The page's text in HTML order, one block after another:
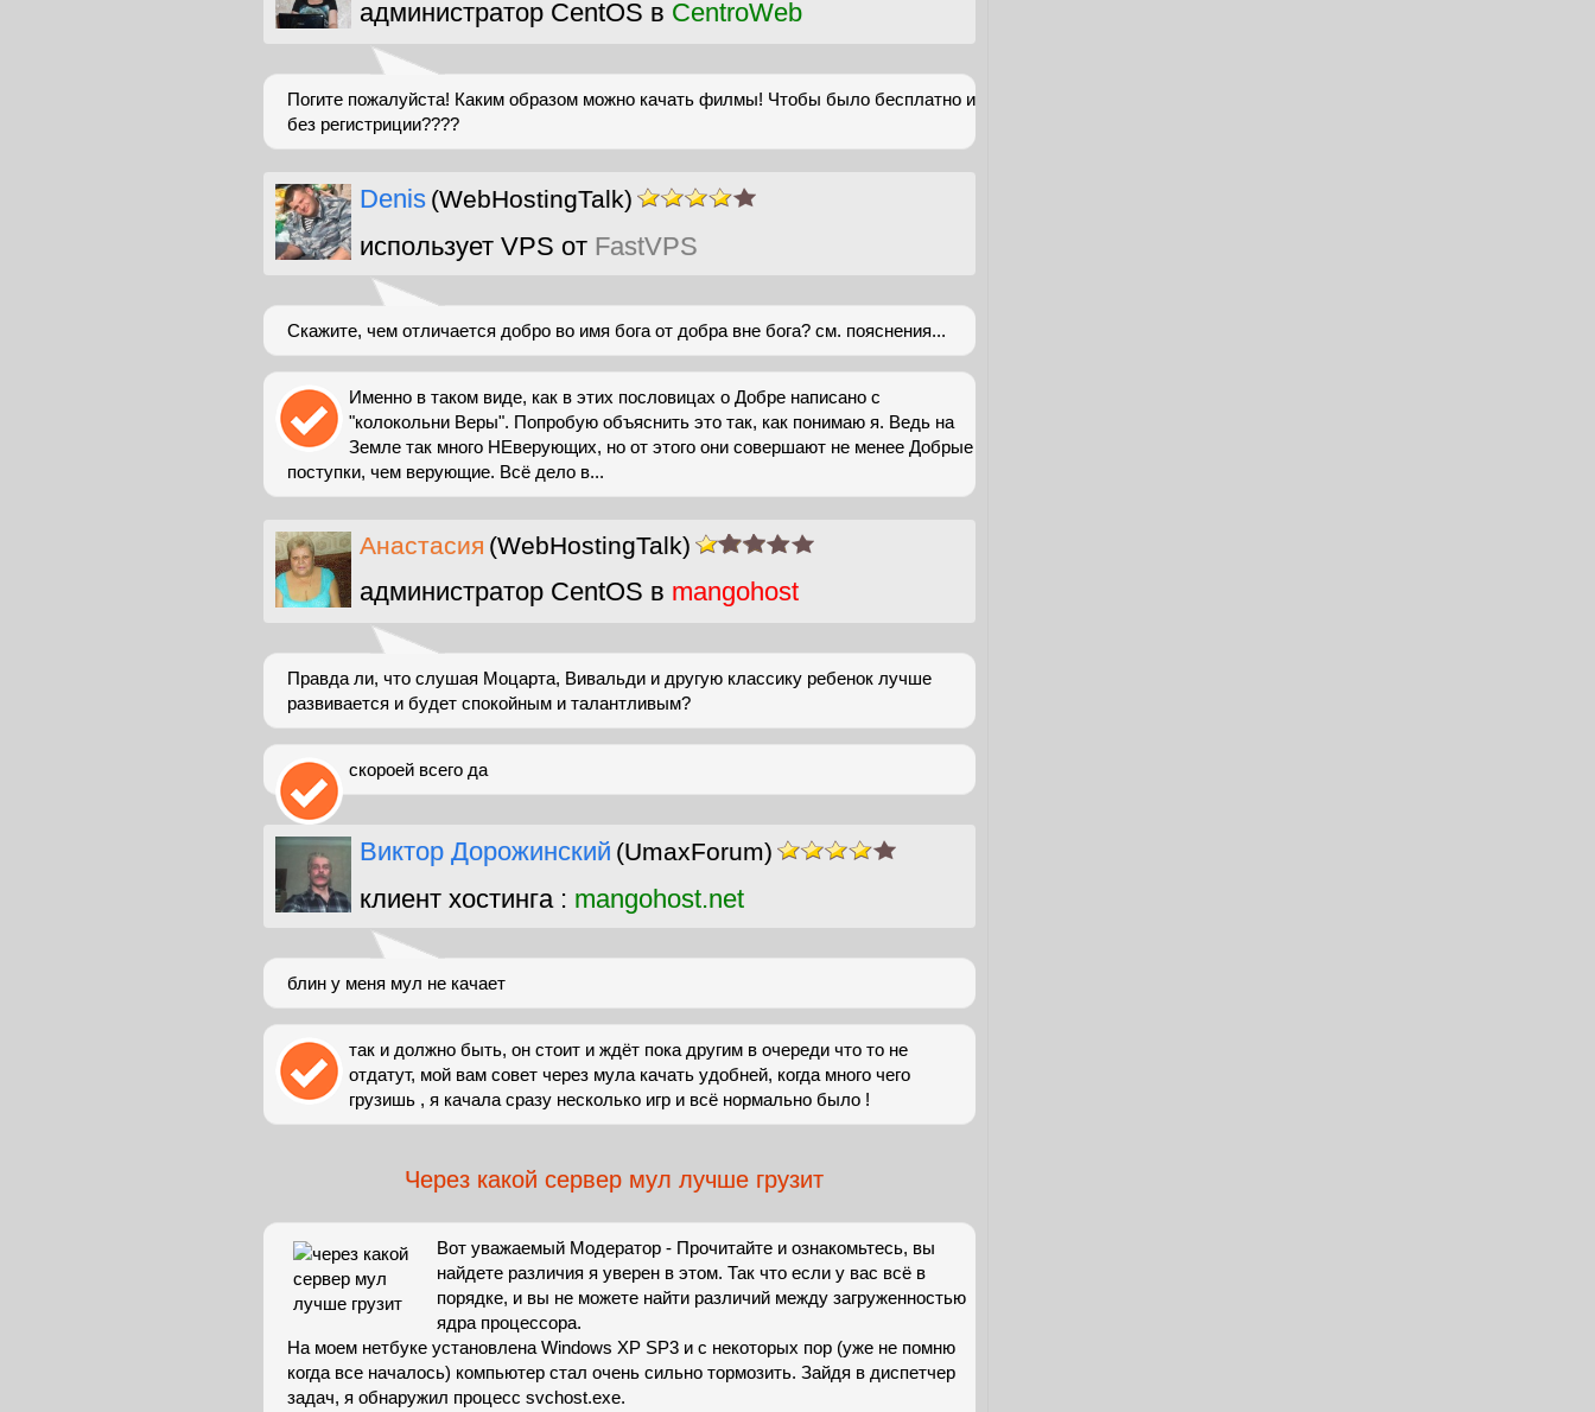
администратор CentOS в CentroWeb
Погите пожалуйста! Каким образом можно качать филмы! Чтобы было бесплатно и
без регистриции????
Denis (WebHostingTalk)
использует VPS от FastVPS
Скажите, чем отличается добро во имя бога от добра вне бога? см. пояснения...
Именно в таком виде, как в этих пословицах о Добре написано с
"колокольни Веры". Попробую объяснить это так, как понимаю я. Ведь на
Земле так много НЕверующих, но от этого они совершают не менее Добрые
поступки, чем верующие. Всё дело в...
Анастасия (WebHostingTalk)
администратор CentOS в mangohost
Правда ли, что слушая Моцарта, Вивальди и другую классику ребенок лучше
развивается и будет спокойным и талантливым?
скороей всего да
Виктор Дорожинский (UmaxForum)
клиент хостинга : mangohost.net
блин у меня мул не качает
так и должно быть, он стоит и ждёт пока другим в очереди что то не
отдатут, мой вам совет через мула качать удобней, когда много чего
грузишь , я качала сразу несколько игр и всё нормально было !
Через какой сервер мул лучше грузит
Вот уважаемый Модератор - Прочитайте и ознакомьтесь, вы
найдете различия я уверен в этом. Так что если у вас всё в
порядке, и вы не можете найти различий между загруженностью
ядра процессора.
На моем нетбуке установлена Windows XP SP3 и с некоторых пор (уже не помню
когда все началось) компьютер стал очень сильно тормозить. Зайдя в диспетчер
задач, я обнаружил процесс svchost.exe.